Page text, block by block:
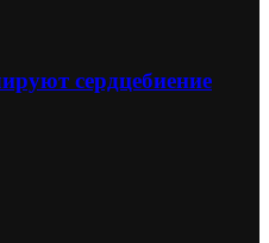
сердцебиение